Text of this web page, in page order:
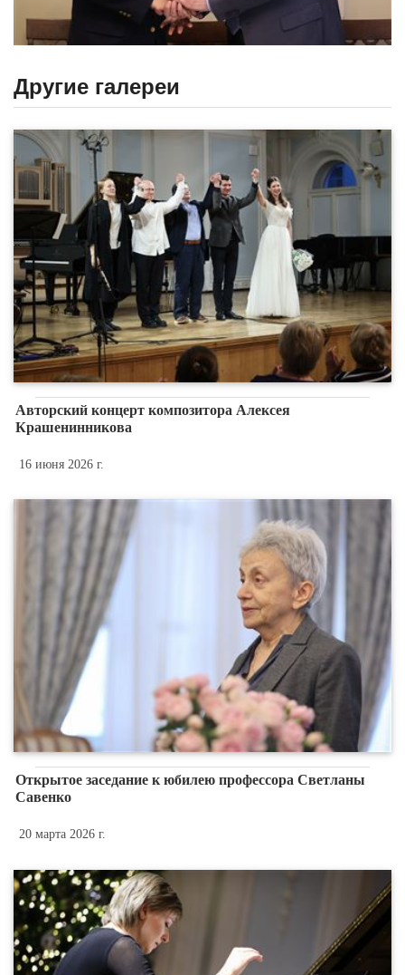
Другие галереи
Авторский концерт композитора Алексея
Крашенинникова
16 июня 2026 г.
Открытое заседание к юбилею профессора Светланы
Савенко
20 марта 2026 г.